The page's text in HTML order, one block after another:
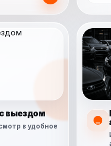
выездом
в удобное